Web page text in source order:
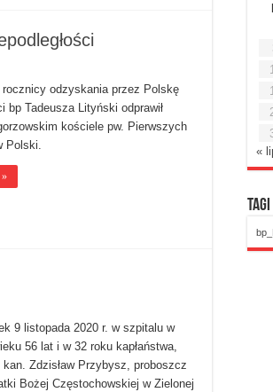
odzyskania przez Polskę
bp Tadeusza Lityński odprawił
kościele pw. Pierwszych
Polski.
»
9 listopada 2020 r. w szpitalu w
56 lat i w 32 roku kapłaństwa,
kan. Zdzisław Przybysz, proboszcz
Bożej Częstochowskiej w Zielonej
«
Tagi